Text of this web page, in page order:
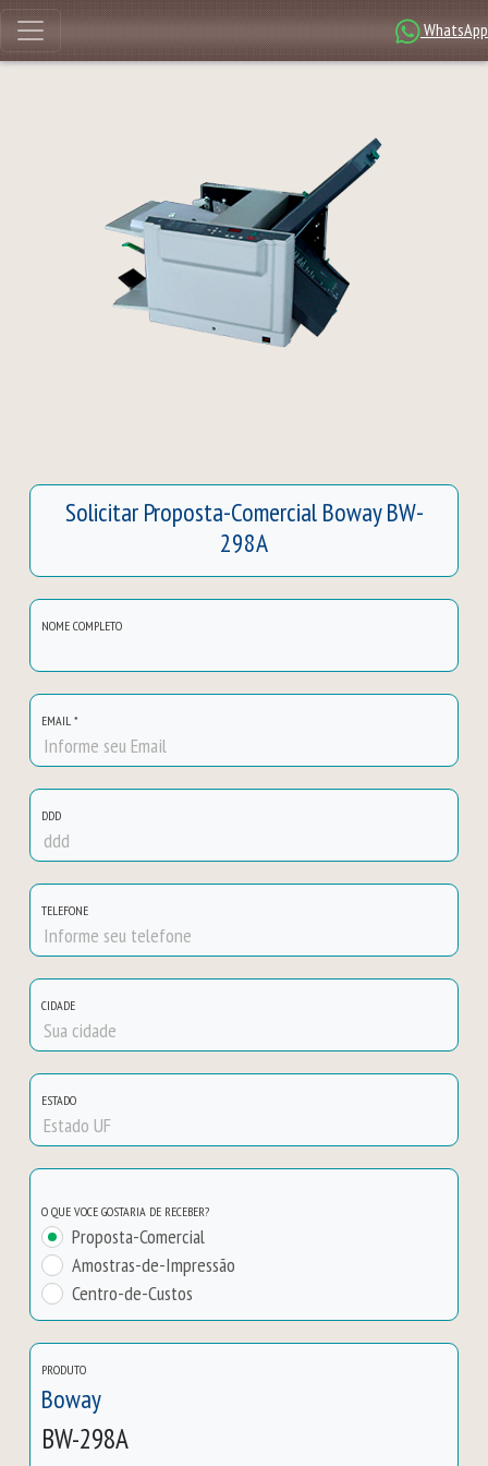
WhatsApp
Solicitar Proposta-Comercial Boway BW-
298A
NOME COMPLETO
EMAIL *
DDD
TELEFONE
CIDADE
ESTADO
O QUE VOCE GOSTARIA DE RECEBER?
Proposta-Comercial
Amostras-de-Impressão
Centro-de-Custos
PRODUTO
Boway
BW-298A